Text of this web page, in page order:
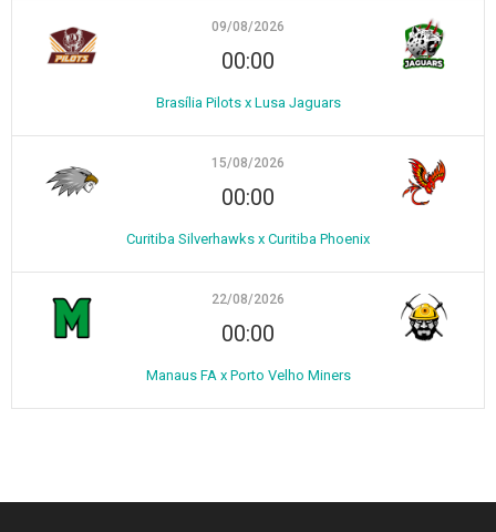
09/08/2026
00:00
Brasília Pilots x Lusa Jaguars
15/08/2026
00:00
Curitiba Silverhawks x Curitiba Phoenix
22/08/2026
00:00
Manaus FA x Porto Velho Miners